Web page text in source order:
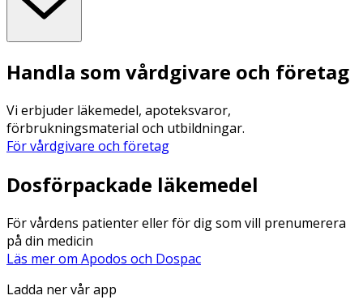
Handla som vårdgivare och företag
Vi erbjuder läkemedel, apoteksvaror,
förbrukningsmaterial och utbildningar.
För vårdgivare och företag
Dosförpackade läkemedel
För vårdens patienter eller för dig som vill prenumerera
på din medicin
Läs mer om Apodos och Dospac
Ladda ner vår app